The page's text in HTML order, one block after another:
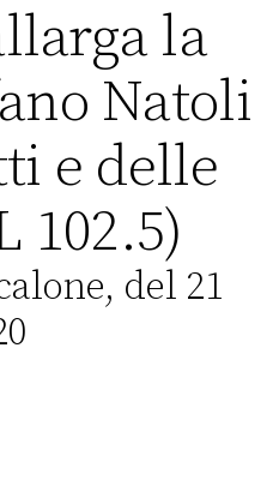
la
Natoli
e delle
102.5)
del 21